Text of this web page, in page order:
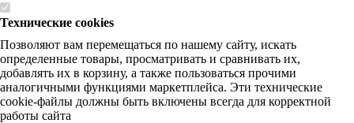
Технические cookies
Позволяют вам перемещаться по нашему сайту, искать
определенные товары, просматривать и сравнивать их,
добавлять их в корзину, а также пользоваться прочими
аналогичными функциями маркетплейса. Эти технические
cookie-файлы должны быть включены всегда для корректной
работы сайта